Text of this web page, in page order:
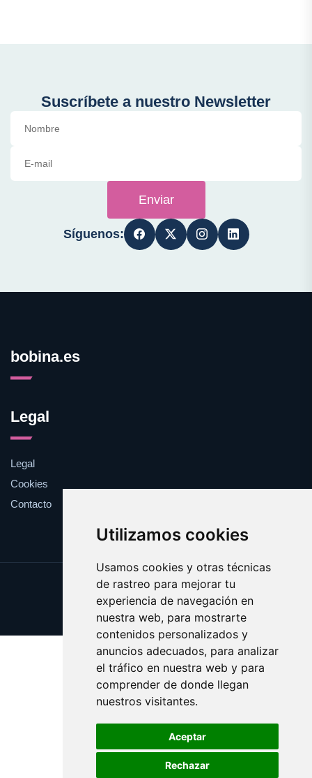
Utilizamos cookies
Usamos cookies y otras técnicas
de rastreo para mejorar tu
experiencia de navegación en
nuestra web, para mostrarte
contenidos personalizados y
anuncios adecuados, para analizar
el tráfico en nuestra web y para
comprender de donde llegan
nuestros visitantes.
Aceptar
Rechazar
Suscríbete a nuestro Newsletter
Enviar
Síguenos:
bobina.es
Legal
Legal
Cookies
Contacto
Update cookies preferences
Copyright © 2025 bobina.es